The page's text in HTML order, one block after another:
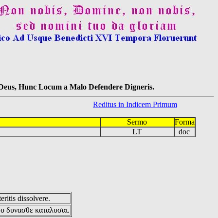
Hunc Locum a Malo Defendere Digneris.
Reditus in Indicem Primum
Sermo
Forma
LT doc
dissolvere.
δυνασθε καταλυσαι.